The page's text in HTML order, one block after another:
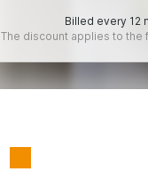
Billed every 12
The discount applies to the